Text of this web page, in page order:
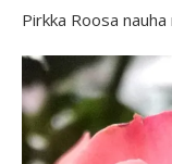
Pirkka Roosa nauha